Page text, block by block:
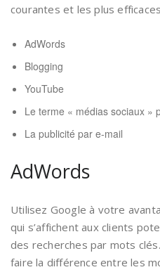
courantes et les plus
AdWords
Blogging
YouTube
Le terme « médias sociaux »
La publicité par e-mail
AdWords
Utilisez Google à votre
qui s’affichent aux clients
des recherches par mots
faire la différence entre les